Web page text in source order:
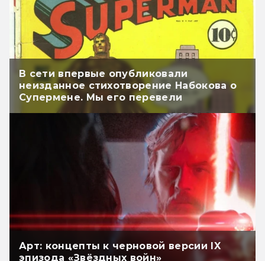
В сети впервые опубликовали
неизданное стихотворение Набокова о
Супермене. Мы его перевели
Арт: концепты к черновой версии IX
эпизода «Звёздных войн»